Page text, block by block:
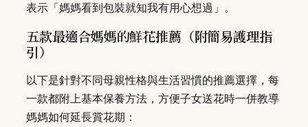
表示「媽媽看到包裝就知我有用心想過」。
五款最適合媽媽的鮮花推薦（附簡易護理指
引）
以下是針對不同母親性格與生活習慣的推薦選擇，每
一款都附上基本保養方法，方便子女送花時一併教導
媽媽如何延長賞花期：